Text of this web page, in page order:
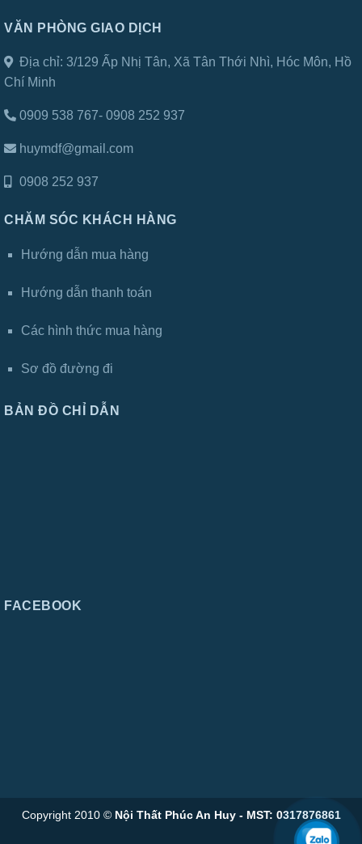
VĂN PHÒNG GIAO DỊCH
Địa chỉ: 3/129 Ấp Nhị Tân, Xã Tân Thới Nhì, Hóc Môn, Hồ
Chí Minh
0909 538 767- 0908 252 937
huymdf@gmail.com
0908 252 937
CHĂM SÓC KHÁCH HÀNG
Hướng dẫn mua hàng
Hướng dẫn thanh toán
Các hình thức mua hàng
Sơ đồ đường đi
BẢN ĐỒ CHỈ DẪN
FACEBOOK
Copyright 2010 © Nội Thất Phúc An Huy - MST: 0317876861